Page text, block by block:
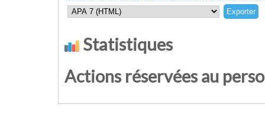
Statistiques
Actions réservées au